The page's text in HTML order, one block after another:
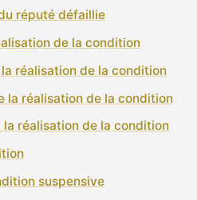
réputé défaillie
de la condition
la réalisation de la condition
la réalisation de la condition
la réalisation de la condition
suspensive